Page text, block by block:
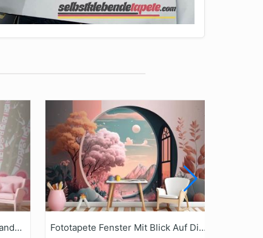
Fototapete Winterkonzept In Handzeichnung Fototapete Fenster Mit Blick Auf Die Landschaft